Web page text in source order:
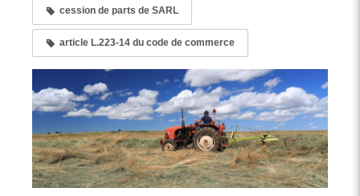
cession de parts de SARL
article L.223-14 du code de commerce